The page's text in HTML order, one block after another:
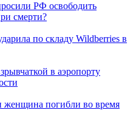
РФ освободить
смерти?
по складу Wildberries в
в аэропорту
женщина погибли во время